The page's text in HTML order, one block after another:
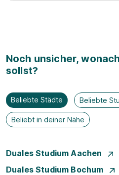
Noch unsicher,
sollst?
Beliebte Städte Beliebte
Beliebt in deiner Nähe
Duales Studium Aachen
Duales Studium Bochum